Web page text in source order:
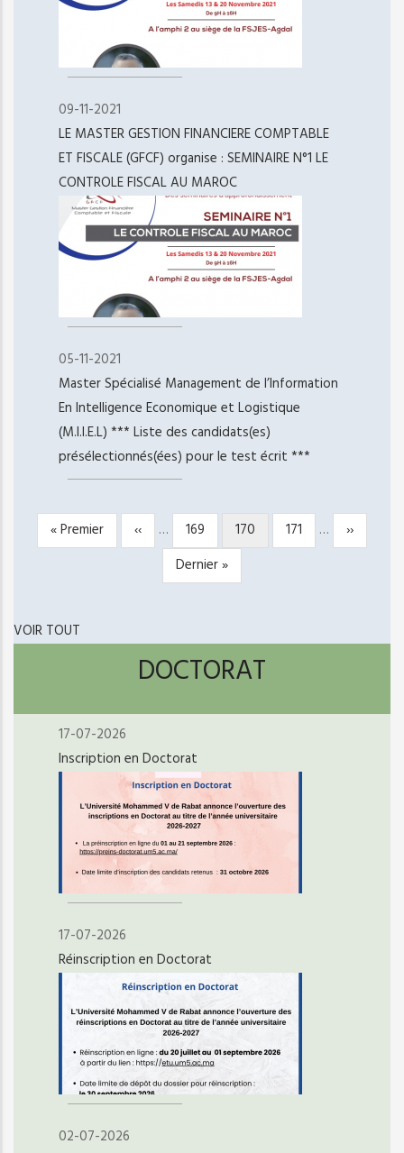
09-11-2021
LE MASTER GESTION FINANCIERE COMPTABLE
ET FISCALE (GFCF) organise : SEMINAIRE N°1 LE
CONTROLE FISCAL AU MAROC
05-11-2021
Master Spécialisé Management de l’Information
En Intelligence Economique et Logistique
(M.I.I.E.L) *** Liste des candidats(es)
présélectionnés(ées) pour le test écrit ***
PAGINATION
Première
page
« Premier
Page
précédente
‹‹ … Page
169
Page
courante
170 Page
171 …
Page
suivante
››
Dernière
page
Dernier »
VOIR TOUT
DOCTORAT
17-07-2026
Inscription en Doctorat
17-07-2026
Réinscription en Doctorat
02-07-2026